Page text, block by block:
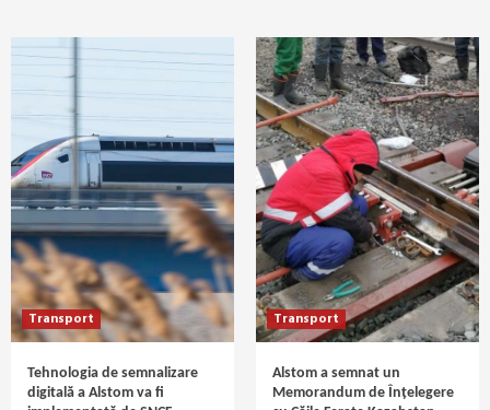
Transport
Tehnologia de semnalizare
digitală a Alstom va fi
Transport
Alstom a semnat un
Memorandum de Înțelegere